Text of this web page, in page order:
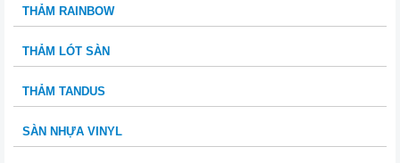
THẢM RAINBOW
THẢM LÓT SÀN
THẢM TANDUS
SÀN NHỰA VINYL